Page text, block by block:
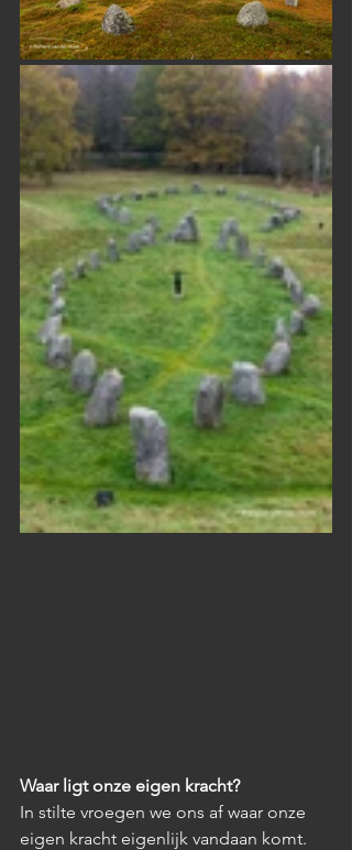
Waar ligt onze eigen kracht?
In stilte vroegen we ons af waar onze
eigen kracht eigenlijk vandaan komt.